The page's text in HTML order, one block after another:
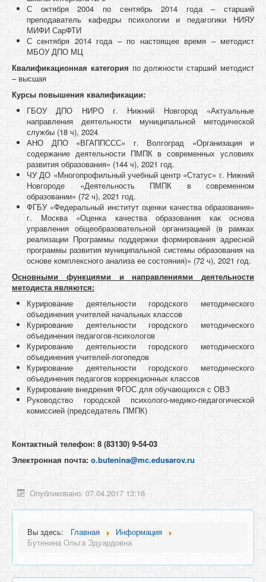
С октября 2004 по сентябрь 2014 года – старший
преподаватель кафедры психологии и педагогики НИЯУ
МИФИ СарФТИ
С сентября 2014 года – по настоящее время – методист
МБОУ ДПО МЦ
Квалификационная категория по должности старший методист
– высшая
Курсы повышения квалификации:
ГБОУ ДПО НИРО г. Нижний Новгород «Актуальные
направления деятельности муниципальной методической
службы (18 ч), 2024
АНО ДПО «ВГАППССС» г. Волгоград «Организация и
содержание деятельности ПМПК в современных условиях
развития образования» (144 ч), 2021 год.
ЧУ ДО «Многопрофильный учебный центр «Статус» г. Нижний
Новгороде «Деятельность ПМПК в современном
образовании» (72 ч), 2021 год.
ФГБУ «Федеральный институт оценки качества образования»
г. Москва «Оценка качества образования как основа
управления общеобразовательной организацией (в рамках
реализации Программы поддержки формирования адресной
программы развития муниципальной системы образования на
основе комплексного анализа ее состояния)» (72 ч), 2021 год.
Основными функциями и направлениями деятельности
методиста являются:
Курирование деятельности городского методического
объединения учителей начальных классов
Курирование деятельности городского методического
объединения педагогов-психологов
Курирование деятельности городского методического
объединения учителей-логопедов
Курирование деятельности городского методического
объединения педагогов коррекционных классов
Курирование внедрения ФГОС для обучающихся с ОВЗ
Руководство городской психолого-медико-педагогической
комиссией (председатель ПМПК)
Контактный телефон: 8 (83130) 9-54-03
Электронная почта: o.butenina@mc.edusarov.ru
Опубликовано: 07.04.2017 13:16
Вы здесь: Главная
Информация
Бутенина Ольга Эдуардовна